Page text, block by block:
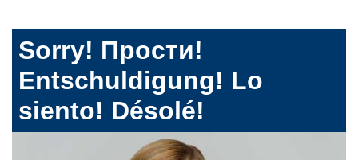
Sorry! Прости!
Entschuldigung! Lo
siento! Désolé!